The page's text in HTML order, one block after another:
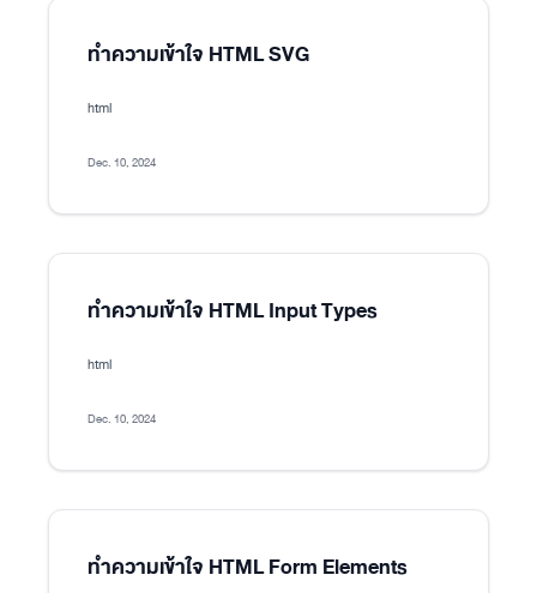
ทำความเข้าใจ HTML SVG
html
Dec. 10, 2024
ทำความเข้าใจ HTML Input Types
html
Dec. 10, 2024
ทำความเข้าใจ HTML Form Elements